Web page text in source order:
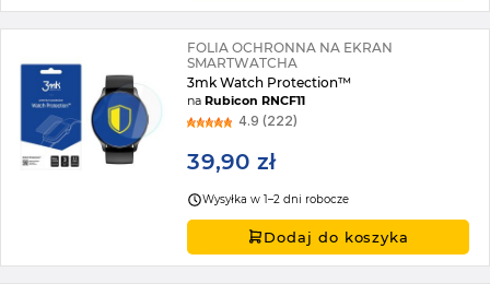
FOLIA OCHRONNA NA EKRAN
SMARTWATCHA
3mk Watch Protection™
naRubicon RNCF11
4.9 (222)
39,90 zł
Wysyłka w 1–2 dni robocze
Dodaj do koszyka